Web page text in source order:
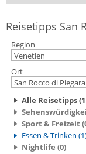
Reisetipps San
Region
Ort
Alle Reisetipps
Sport & Freizeit
Essen & Trinken
Nightlife (0)